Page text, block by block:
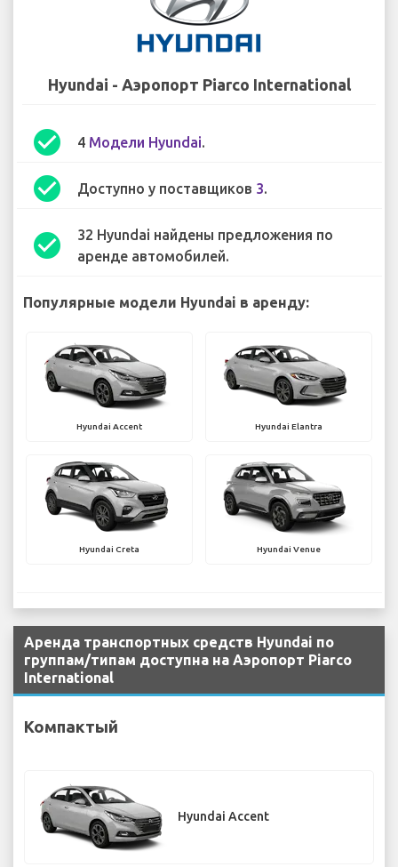
Hyundai - Аэропорт Piarco International
check_circle 4 Модели Hyundai.
check_circle Доступно у поставщиков 3.
check_circle
32 Hyundai найдены предложения по
аренде автомобилей.
Популярные модели Hyundai в аренду:
Hyundai Accent Hyundai Elantra
Hyundai Creta Hyundai Venue
Аренда транспортных средств Hyundai по
группам/типам доступна на Аэропорт Piarco
International
Компактый
Hyundai Accent